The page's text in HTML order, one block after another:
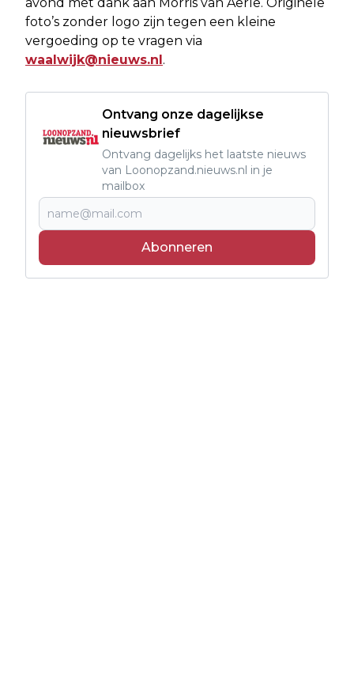
foto’s zonder logo zijn tegen een kleine
vergoeding op te vragen via
waalwijk@nieuws.nl.
Ontvang onze dagelijkse
nieuwsbrief
Ontvang dagelijks het laatste nieuws
van Loonopzand.nieuws.nl in je
mailbox
Abonneren